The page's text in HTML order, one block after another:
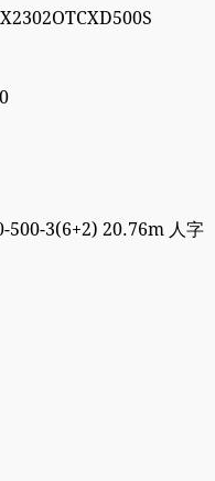
500-3(6+2) 20.76m 人字